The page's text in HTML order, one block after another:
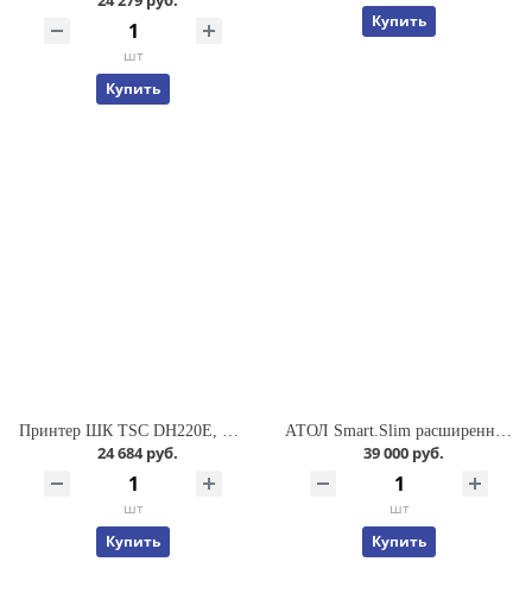
шт
Купить
Купить
Принтер ШК TSC DH220E, DT, 2" 203 dpi, RS-232/USB, DH220E-A001-0002
24 684 руб.
шт
Купить
АТОЛ Smart.Slim расширенный (4", Android 7.0, MTK MT6580, 2Gb/16Gb, 2D SE4710, Wi-Fi, BT, 3G, GPS, Camera, БП, IP65, 4000 mАh) 53389
39 000 руб.
шт
Купить